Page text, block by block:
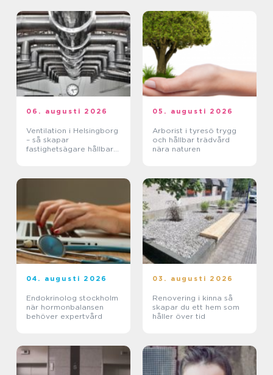
06. augusti 2026
Ventilation i Helsingborg
– så skapar
fastighetsägare hållbara
05. augusti 2026
Arborist i tyresö trygg
och hållbar trädvård
nära naturen
04. augusti 2026
Endokrinolog stockholm
när hormonbalansen
behöver expertvård
03. augusti 2026
Renovering i kinna så
skapar du ett hem som
håller över tid